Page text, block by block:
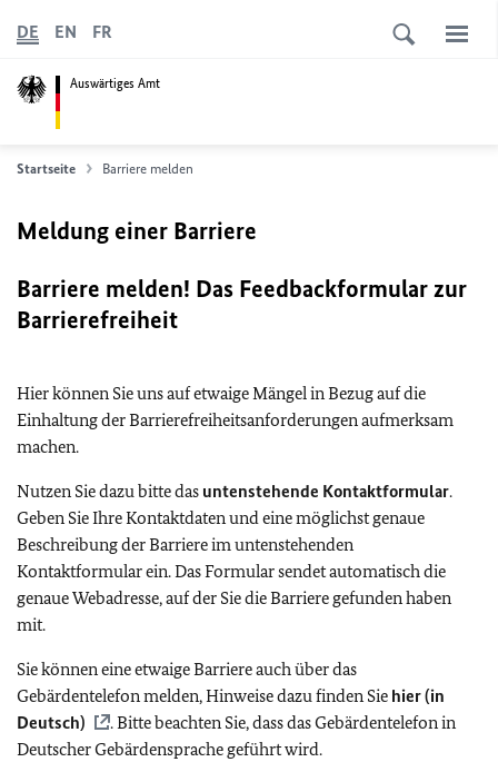
Auswärtiges Amt
DE EN FR
Startseite Barriere melden
Meldung einer Barriere
Barriere melden! Das Feedbackformular zur
Barrierefreiheit
Hier können Sie uns auf etwaige Mängel in Bezug auf die
Einhaltung der Barrierefreiheitsanforderungen aufmerksam
machen.
Nutzen Sie dazu bitte das untenstehende Kontaktformular.
Geben Sie Ihre Kontaktdaten und eine möglichst genaue
Beschreibung der Barriere im untenstehenden
Kontaktformular ein. Das Formular sendet automatisch die
genaue Webadresse, auf der Sie die Barriere gefunden haben
mit.
Sie können eine etwaige Barriere auch über das
Gebärdentelefon melden, Hinweise dazu finden Sie hier (in
Deutsch)
. Bitte beachten Sie, dass das Gebärdentelefon in
Deutscher Gebärdensprache geführt wird.